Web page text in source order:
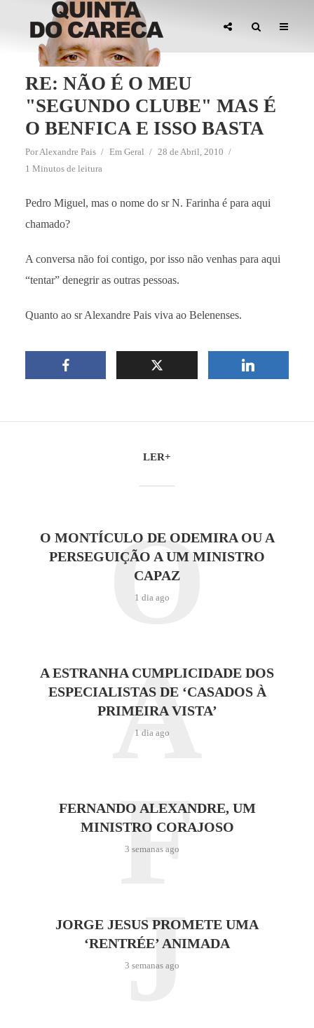
RE: NÃO É O MEU
"SEGUNDO CLUBE" MAS É
O BENFICA E ISSO BASTA
PorAlexandre Pais Em Geral
28 de Abril, 2010
1 Minutos de leitura
Pedro Miguel, mas o nome do sr N. Farinha é para aqui
chamado?
A conversa não foi contigo, por isso não venhas para aqui
“tentar” denegrir as outras pessoas.
Quanto ao sr Alexandre Pais viva ao Belenenses.
LER+
O MONTÍCULO DE ODEMIRA OU A
PERSEGUIÇÃO A UM MINISTRO
CAPAZ
1 dia ago
O
A ESTRANHA CUMPLICIDADE DOS
ESPECIALISTAS DE ‘CASADOS À
PRIMEIRA VISTA’
1 dia ago
A
FERNANDO ALEXANDRE, UM
MINISTRO CORAJOSO
3 semanas ago
F
JORGE JESUS PROMETE UMA
‘RENTRÉE’ ANIMADA
3 semanas ago
J